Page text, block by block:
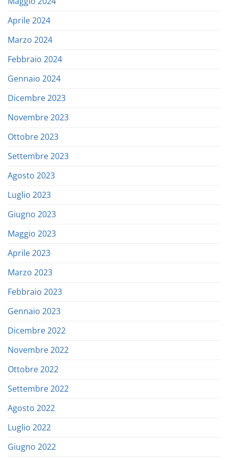
Aprile 2024
Marzo 2024
Febbraio 2024
Gennaio 2024
Dicembre 2023
Novembre 2023
Ottobre 2023
Settembre 2023
Agosto 2023
Luglio 2023
Giugno 2023
Maggio 2023
Aprile 2023
Marzo 2023
Febbraio 2023
Gennaio 2023
Dicembre 2022
Novembre 2022
Ottobre 2022
Settembre 2022
Agosto 2022
Luglio 2022
Giugno 2022